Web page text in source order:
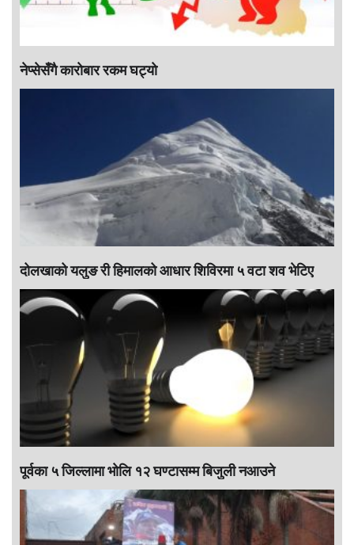
नेप्सेसँगै काराेबार रकम घट्याे
दोलखाको यलुङ री हिमालको आधार शिविरमा ५ वटा शव भेटिए
पूर्वका ५ जिल्लामा भाेलि १२ घण्टासम्म बिजुली नआउने